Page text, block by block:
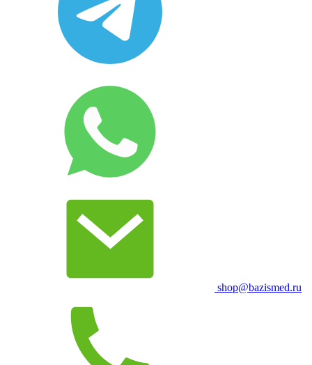
shop@bazismed.ru